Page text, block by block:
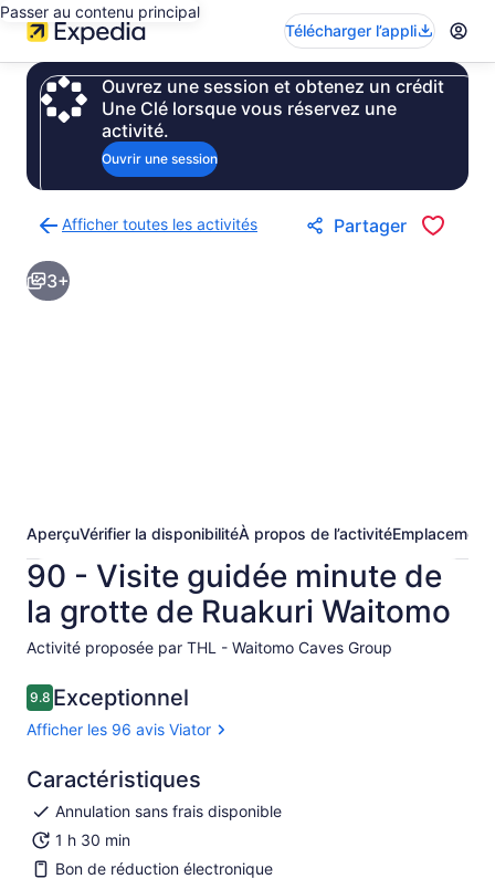
Passer au contenu principal
Télécharger l’appli
Ouvrez une session et obtenez un crédit
Une Clé lorsque vous réservez une
activité.
Ouvrir une session
Afficher toutes les activités
à
la
page
Partager
3+
AperçuVérifier la disponibilitéÀ propos de l’activitéEmplacement
90 - Visite guidée minute de
la grotte de Ruakuri Waitomo
Activité proposée par THL - Waitomo Caves Group
9.89.8 sur 10
Exceptionnel
Afficher les 96 avis Viator
Caractéristiques
Annulation sans frais disponible
1 h 30 min
Bon de réduction électronique